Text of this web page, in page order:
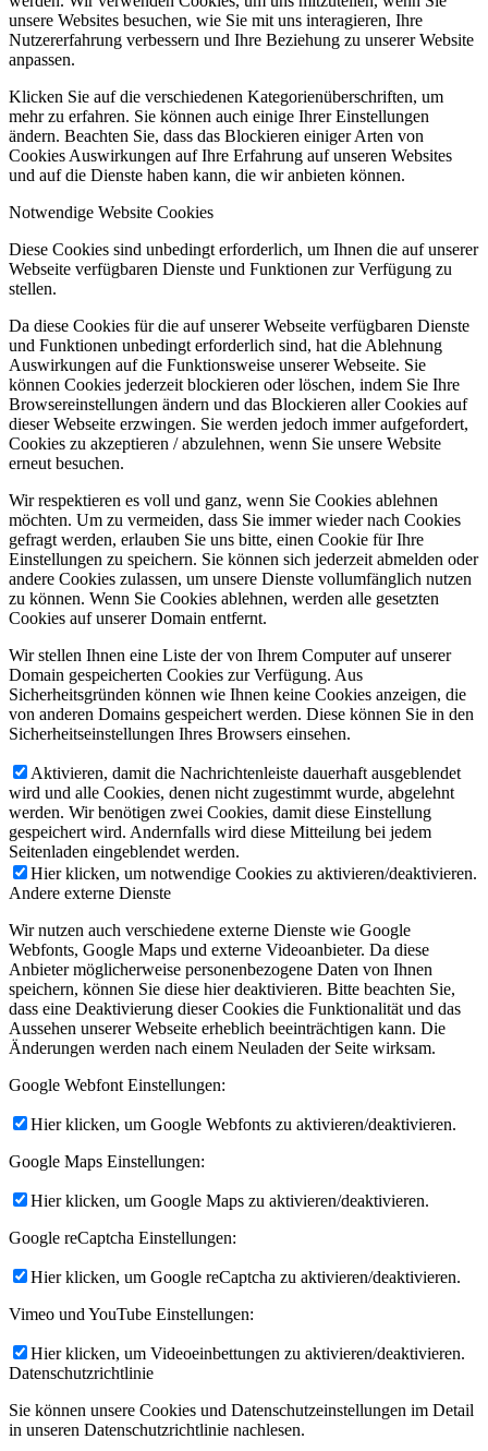
unsere Websites besuchen, wie Sie mit uns interagieren, Ihre
Nutzererfahrung verbessern und Ihre Beziehung zu unserer Website
anpassen.
Klicken Sie auf die verschiedenen Kategorienüberschriften, um
mehr zu erfahren. Sie können auch einige Ihrer Einstellungen
ändern. Beachten Sie, dass das Blockieren einiger Arten von
Cookies Auswirkungen auf Ihre Erfahrung auf unseren Websites
und auf die Dienste haben kann, die wir anbieten können.
Notwendige Website Cookies
Diese Cookies sind unbedingt erforderlich, um Ihnen die auf unserer
Webseite verfügbaren Dienste und Funktionen zur Verfügung zu
stellen.
Da diese Cookies für die auf unserer Webseite verfügbaren Dienste
und Funktionen unbedingt erforderlich sind, hat die Ablehnung
Auswirkungen auf die Funktionsweise unserer Webseite. Sie
können Cookies jederzeit blockieren oder löschen, indem Sie Ihre
Browsereinstellungen ändern und das Blockieren aller Cookies auf
dieser Webseite erzwingen. Sie werden jedoch immer aufgefordert,
Cookies zu akzeptieren / abzulehnen, wenn Sie unsere Website
erneut besuchen.
Wir respektieren es voll und ganz, wenn Sie Cookies ablehnen
möchten. Um zu vermeiden, dass Sie immer wieder nach Cookies
gefragt werden, erlauben Sie uns bitte, einen Cookie für Ihre
Einstellungen zu speichern. Sie können sich jederzeit abmelden oder
andere Cookies zulassen, um unsere Dienste vollumfänglich nutzen
zu können. Wenn Sie Cookies ablehnen, werden alle gesetzten
Cookies auf unserer Domain entfernt.
Wir stellen Ihnen eine Liste der von Ihrem Computer auf unserer
Domain gespeicherten Cookies zur Verfügung. Aus
Sicherheitsgründen können wie Ihnen keine Cookies anzeigen, die
von anderen Domains gespeichert werden. Diese können Sie in den
Sicherheitseinstellungen Ihres Browsers einsehen.
Aktivieren, damit die Nachrichtenleiste dauerhaft ausgeblendet
wird und alle Cookies, denen nicht zugestimmt wurde, abgelehnt
werden. Wir benötigen zwei Cookies, damit diese Einstellung
gespeichert wird. Andernfalls wird diese Mitteilung bei jedem
Seitenladen eingeblendet werden.
Hier klicken, um notwendige Cookies zu aktivieren/deaktivieren.
Andere externe Dienste
Wir nutzen auch verschiedene externe Dienste wie Google
Webfonts, Google Maps und externe Videoanbieter. Da diese
Anbieter möglicherweise personenbezogene Daten von Ihnen
speichern, können Sie diese hier deaktivieren. Bitte beachten Sie,
dass eine Deaktivierung dieser Cookies die Funktionalität und das
Aussehen unserer Webseite erheblich beeinträchtigen kann. Die
Änderungen werden nach einem Neuladen der Seite wirksam.
Google Webfont Einstellungen:
Hier klicken, um Google Webfonts zu aktivieren/deaktivieren.
Google Maps Einstellungen:
Hier klicken, um Google Maps zu aktivieren/deaktivieren.
Google reCaptcha Einstellungen:
Hier klicken, um Google reCaptcha zu aktivieren/deaktivieren.
Vimeo und YouTube Einstellungen:
Hier klicken, um Videoeinbettungen zu aktivieren/deaktivieren.
Datenschutzrichtlinie
Sie können unsere Cookies und Datenschutzeinstellungen im Detail
in unseren Datenschutzrichtlinie nachlesen.